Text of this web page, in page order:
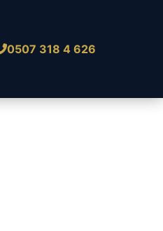
0507 318 4 626